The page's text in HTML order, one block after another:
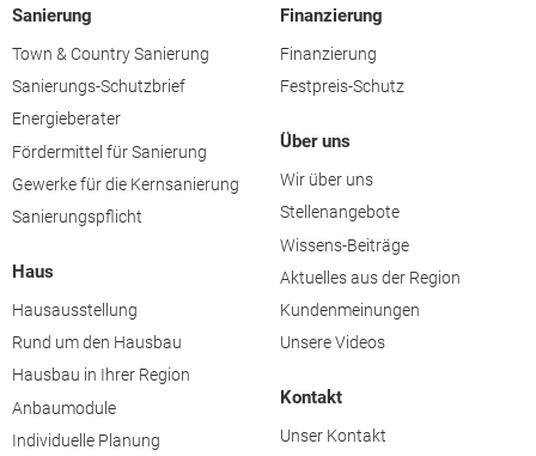
Sanierung
Town & Country Sanierung
Sanierungs-Schutzbrief
Energieberater
Fördermittel für Sanierung
Gewerke für die Kernsanierung
Sanierungspflicht
Haus
Hausausstellung
Rund um den Hausbau
Hausbau in Ihrer Region
Anbaumodule
Individuelle Planung
Finanzierung
Finanzierung
Festpreis-Schutz
Über uns
Wir über uns
Stellenangebote
Wissens-Beiträge
Aktuelles aus der Region
Kundenmeinungen
Unsere Videos
Kontakt
Unser Kontakt